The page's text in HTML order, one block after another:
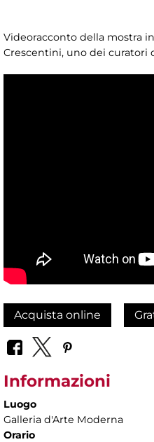
Videoracconto della mostra
Crescentini, uno dei curatori
Acquista online
Informazioni
Luogo
Galleria d'Arte Moderna
Orario